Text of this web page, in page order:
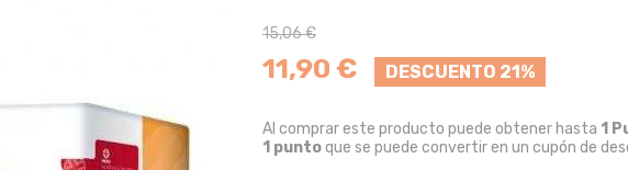
15,06 €
11,90 € DESCUENTO 21%
Al comprar este producto puede obtener hasta 1
1 puntoque se puede convertir en un cupón de